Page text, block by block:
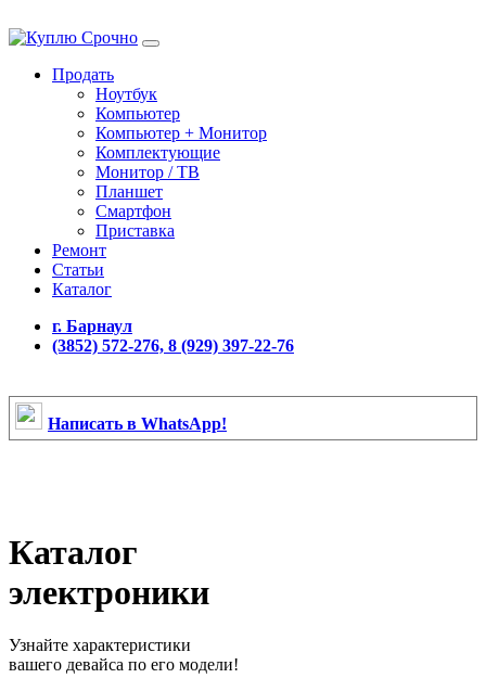
Продать
Ноутбук
Компьютер
Компьютер + Монитор
Комплектующие
Монитор / ТВ
Планшет
Смартфон
Приставка
Ремонт
Статьи
Каталог
г. Барнаул
(3852) 572-276, 8 (929) 397-22-76
Написать в WhatsApp!
Каталог
электроники
Узнайте характеристики
вашего девайса по его модели!